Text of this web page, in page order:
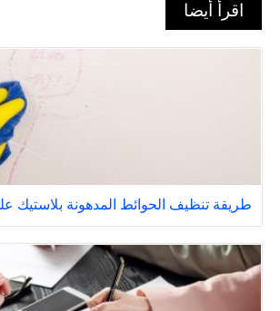
اقرأ أيضا
طريقة تنظيف الحوائط المدهونة بلاستيك علي 6